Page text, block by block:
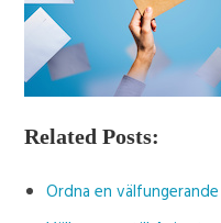
Related Posts:
Ordna en